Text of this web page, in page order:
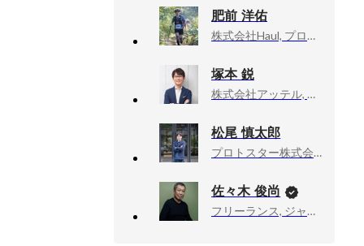
肥前 洋佑
株式会社Haul, プロダクトマネージャー
塚本 鋭
株式会社アッテル, 代表取締役
松尾 慎太郎
プロトスター株式会社, 取締役
佐々木 俊尚
フリーランス, ジャーナリスト・作家